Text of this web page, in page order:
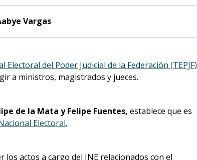
Vargas
Electoral del Poder Judicial de la Federación (TEPJF)
a ministros, magistrados y jueces.
de la Mata y Felipe Fuentes, establece que es
Electoral.
los actos a cargo del INE relacionados con el